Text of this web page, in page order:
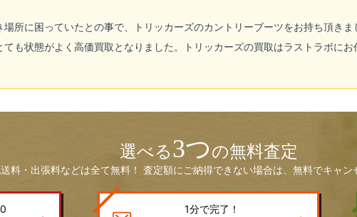
所に困っていたとの事で、 トリッカーズのカントリーブーツをお持ち頂き
も状態がよく高価買取となりました。
トリッカーズの買取はラストラボにお
選べる3つの無料査定
料・出張料などは全て無料！ 査定額にご納得できない場合は、無料でキャ
1分で完了！